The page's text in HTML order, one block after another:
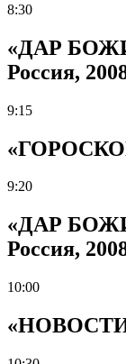
8:30
«ДАР
Россия,
9:15
9:20
«ДАР
Россия,
10:00